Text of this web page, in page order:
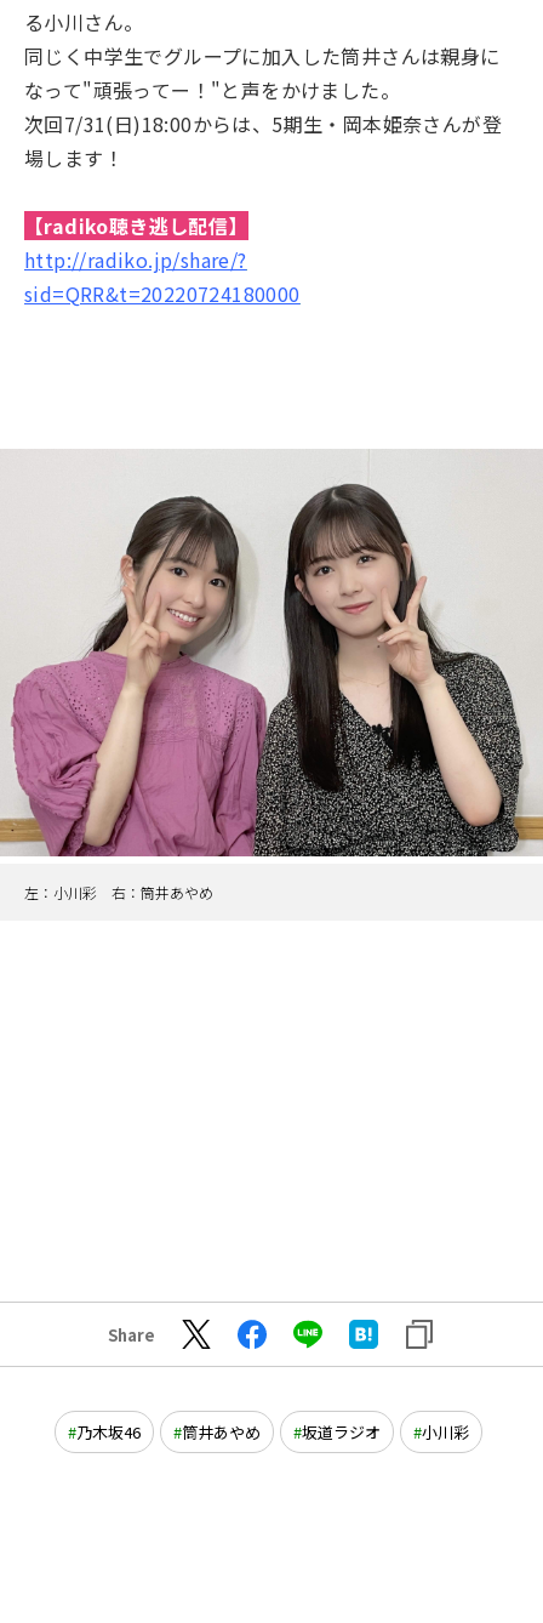
る小川さん。
同じく中学生でグループに加入した筒井さんは親身に
なって"頑張ってー！" と声をかけました。
次回7/31(日)18:00からは、5期生・岡本姫奈さんが登
場します！
【radiko聴き逃し配信】
http://radiko.jp/share/?
sid=QRR&t=20220724180000
左：小川彩 右：筒井あやめ
Share
乃木坂46 筒井あやめ 坂道ラジオ 小川彩